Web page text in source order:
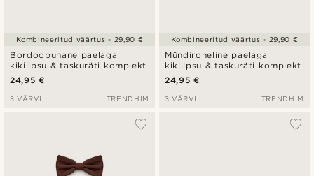
Bordoopunane paelaga
kikilipsu & taskuräti komplekt
24,95 €
Kombineeritud väärtus - 29,90 €
3 VÄRVI TRENDHIM
Mündiroheline paelaga
kikilipsu & taskuräti komplekt
24,95 €
Kombineeritud väärtus - 29,90 €
3 VÄRVI TRENDHIM